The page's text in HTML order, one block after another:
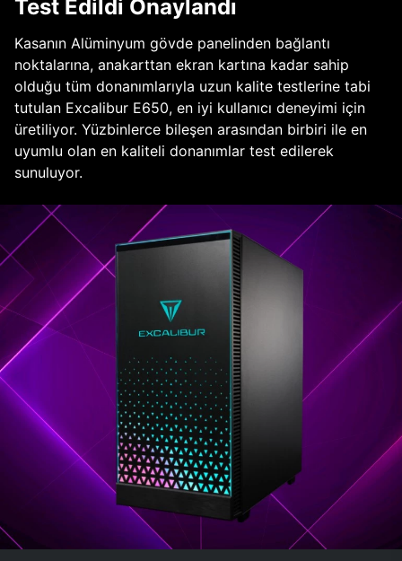
Test Edildi Onaylandı
Kasanın Alüminyum gövde panelinden bağlantı
noktalarına, anakarttan ekran kartına kadar sahip
olduğu tüm donanımlarıyla uzun kalite testlerine tabi
tutulan Excalibur E650, en iyi kullanıcı deneyimi için
üretiliyor. Yüzbinlerce bileşen arasından birbiri ile en
uyumlu olan en kaliteli donanımlar test edilerek
sunuluyor.